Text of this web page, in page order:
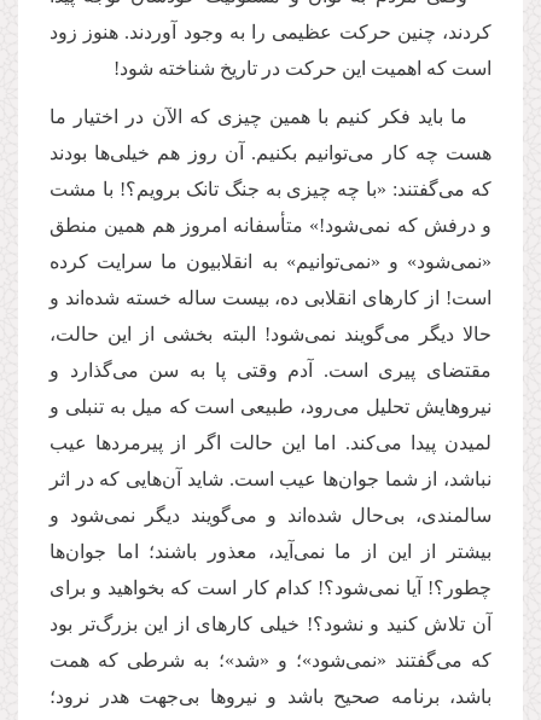
کردند، چنین حرکت عظیمی را به وجود آوردند. هنوز زود
است که اهمیت این حرکت در تاریخ شناخته شود!
ما باید فکر کنیم با همین چیزی که الآن در اختیار ما
هست چه کار می‌توانیم بکنیم. آن روز هم خیلی‌ها بودند
که می‌گفتند: «با چه چیزی به جنگ تانک برویم؟! با مشت
و درفش که نمی‌شود!» متأسفانه امروز هم همین منطق
«نمی‌شود» و «نمی‌توانیم» به انقلابیون ما سرایت کرده
است! از کارهای انقلابی ده، بیست ساله خسته شده‌اند و
حالا دیگر می‌گویند نمی‌شود! البته بخشی از این حالت،
مقتضای پیری است. آدم وقتی پا به سن می‌گذارد و
نیروهایش تحلیل می‌رود، طبیعی است که میل به تنبلی و
لمیدن پیدا می‌کند. اما این حالت اگر از پیرمردها عیب
نباشد، از شما جوان‌ها عیب است. شاید آن‌هایی که در اثر
سالمندی، بی‌حال شده‌اند و می‌گویند دیگر نمی‌شود و
بیشتر از این از ما نمی‌آید، معذور باشند؛ اما جوان‌ها
چطور؟! آیا نمی‌شود؟! کدام کار است که بخواهید و برای
آن تلاش کنید و نشود؟! خیلی کارهای از این بزرگ‌تر بود
که می‌گفتند «نمی‌شود»؛ و «شد»؛ به شرطی که همت
باشد، برنامه‌ صحیح باشد و نیروها بی‌جهت هدر نرود؛